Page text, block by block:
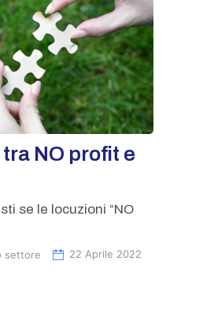
NO profit e
se le locuzioni “NO
settore 22 Aprile 2022